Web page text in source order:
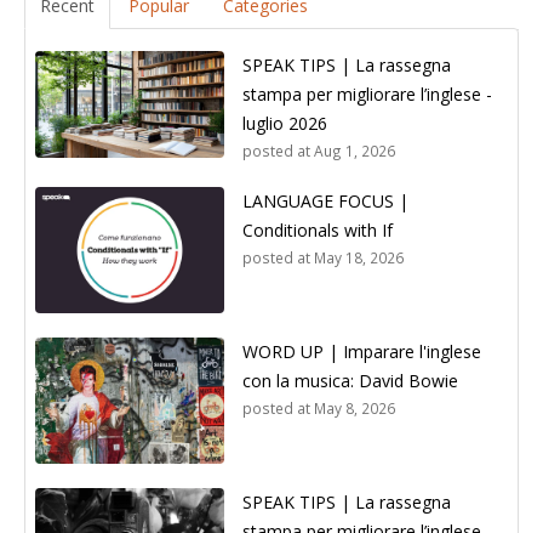
Recent Popular Categories
SPEAK TIPS | La rassegna
stampa per migliorare l’inglese -
luglio 2026
posted atAug 1, 2026
LANGUAGE FOCUS |
Conditionals with If
posted at May 18, 2026
WORD UP | Imparare l'inglese
con la musica: David Bowie
posted at May 8, 2026
SPEAK TIPS | La rassegna